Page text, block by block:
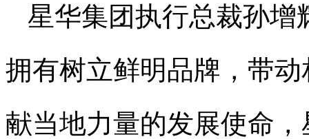
星华集团执行总裁孙增
拥有树立鲜明品牌，带
献当地力量的发展使命